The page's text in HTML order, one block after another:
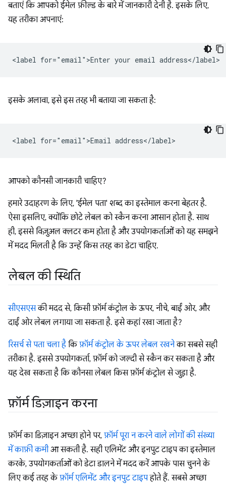
बताएं कि आपको ईमेल फ़ील्ड के बारे में जानकारी देनी है. इसके लिए,
यह तरीका अपनाएं:
इसके अलावा, इसे इस तरह भी बताया जा सकता है:
आपको कौनसी जानकारी चाहिए?
हमारे उदाहरण के लिए, 'ईमेल पता' शब्द का इस्तेमाल करना बेहतर है.
ऐसा इसलिए, क्योंकि छोटे लेबल को स्कैन करना आसान होता है. साथ
ही, इससे विज़ुअल क्लटर कम होता है और उपयोगकर्ताओं को यह समझने
में मदद मिलती है कि उन्हें किस तरह का डेटा चाहिए.
लेबल की स्थिति
सीएसएसकी मदद से, किसी फ़ॉर्म कंट्रोल के ऊपर, नीचे, बाईं ओर, और
दाईं ओर लेबल लगाया जा सकता है. इसे कहां रखा जाता है?
रिसर्च से पता चला है किफ़ॉर्म कंट्रोल के ऊपर लेबल रखनेका सबसे सही
तरीका है. इससे उपयोगकर्ता, फ़ॉर्म को जल्दी से स्कैन कर सकता है और
यह देख सकता है कि कौनसा लेबल किस फ़ॉर्म कंट्रोल से जुड़ा है.
फ़ॉर्म डिज़ाइन करना
फ़ॉर्म का डिज़ाइन अच्छा होने पर, फ़ॉर्म पूरा न करने वाले लोगों की संख्या
में काफ़ी कमीआ सकती है. सही एलिमेंट और इनपुट टाइप का इस्तेमाल
करके, उपयोगकर्ताओं को डेटा डालने में मदद करें आपके पास चुनने के
लिए कई तरह केफ़ॉर्म एलिमेंट और इनपुट टाइपहोते हैं. सबसे अच्छा